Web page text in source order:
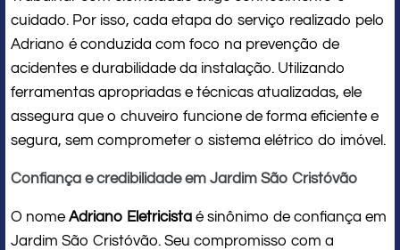
cuidado. Por isso, cada etapa do serviço realizado pelo
Adriano é conduzida com foco na prevenção de
acidentes e durabilidade da instalação. Utilizando
ferramentas apropriadas e técnicas atualizadas, ele
assegura que o chuveiro funcione de forma eficiente e
segura, sem comprometer o sistema elétrico do imóvel.
Confiança e credibilidade em Jardim São Cristóvão
O nome Adriano Eletricista é sinônimo de confiança em
Jardim São Cristóvão. Seu compromisso com a